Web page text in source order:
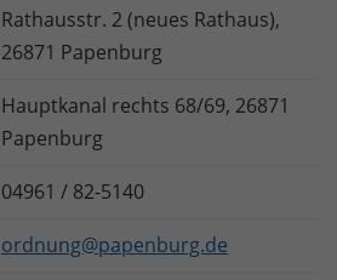
Rathausstr. 2 (neues Rathaus),
26871 Papenburg
Hauptkanal rechts 68/69, 26871
Papenburg
04961 / 82-5140
ordnung@papenburg.de